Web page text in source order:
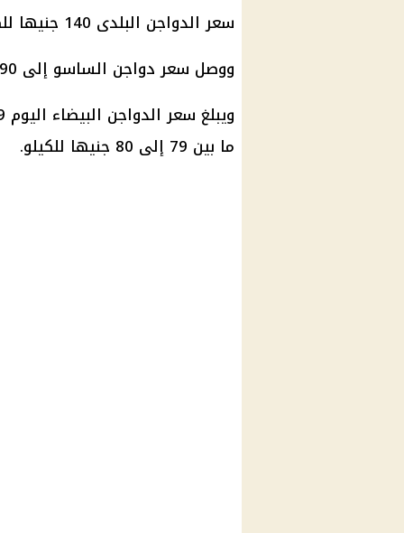
سعر الدواجن البلدى 140 جنيها للكيلو بالمزارع.
ووصل سعر دواجن الساسو إلى 90 جنيها، ليصل للمواطن بين 100 و 105 جنيهات.
ويبلغ سعر الدواجن البيضاء اليوم
ما بين 79 إلى 80 جنيها للكيلو.